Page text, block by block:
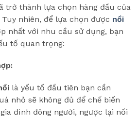
trở thành lựa chọn hàng đầu của
nhiên, để lựa chọn được nồi
nhất với nhu cầu sử dụng, bạn
tố quan trọng:
là yếu tố đầu tiên bạn cần
nhỏ sẽ không đủ để chế biến
đình đông người, ngược lại nồi